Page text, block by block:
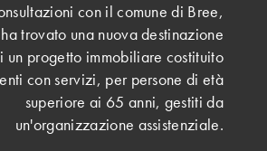
con il comune di Bree,
trovato una nuova destinazione
un progetto immobiliare costituito
con servizi, per persone di età
superiore ai 65 anni, gestiti da
un'organizzazione assistenziale.